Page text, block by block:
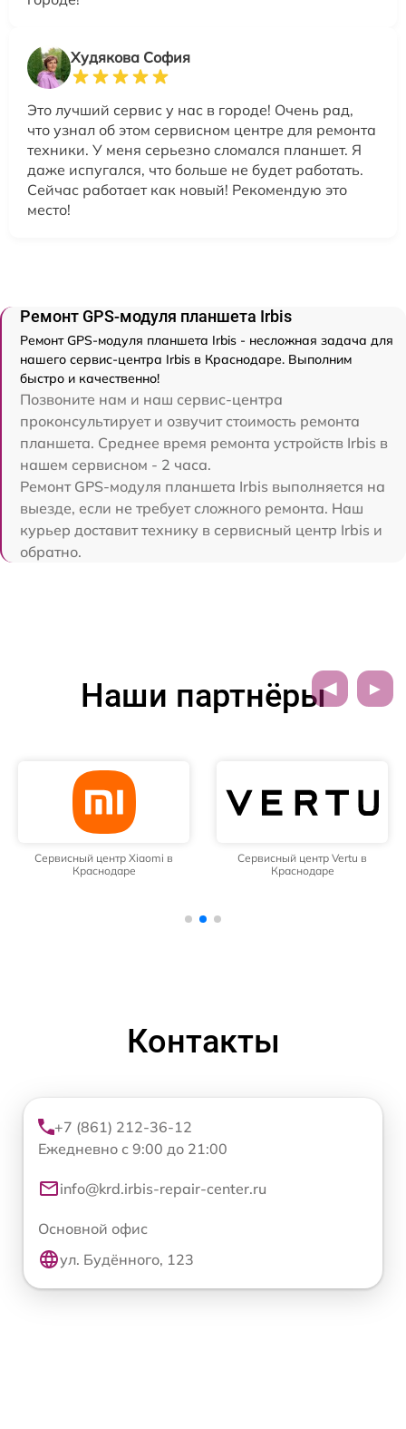
Худякова София
Это лучший сервис у нас в городе! Очень рад,
что узнал об этом сервисном центре для ремонта
техники. У меня серьезно сломался планшет. Я
даже испугался, что больше не будет работать.
Сейчас работает как новый! Рекомендую это
место!
Ремонт GPS-модуля планшета Irbis
Ремонт GPS-модуля планшета Irbis - несложная задача для
нашего сервис-центра Irbis в Краснодаре. Выполним
быстро и качественно!
Позвоните нам и наш сервис-центра
проконсультирует и озвучит стоимость ремонта
планшета. Среднее время ремонта устройств Irbis в
нашем сервисном - 2 часа.
Ремонт GPS-модуля планшета Irbis выполняется на
выезде, если не требует сложного ремонта. Наш
курьер доставит технику в сервисный центр Irbis и
обратно.
Наши партнёры
Сервисный центр Xiaomi в
Краснодаре
Сервисный центр Vertu в
Краснодаре
Контакты
+7 (861) 212-36-12
Ежедневно с 9:00 до 21:00
info@krd.irbis-repair-center.ru
Основной офис
ул. Будённого, 123